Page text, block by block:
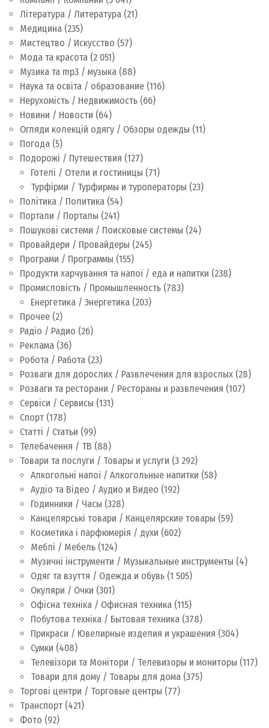
Література / Литература (21)
Медицина (235)
Мистецтво / Искусство (57)
Мода та красота (2 051)
Музика та mp3 / музыка (88)
Наука та освіта / образование (116)
Нерухомість / Недвижимость (66)
Новини / Новости (64)
Огляди колекцій одягу / Обзоры одежды (11)
Погода (5)
Подорожі / Путешествия (127)
Готелі / Отели и гостиницы (71)
Турфірми / Турфирмы и туроператоры (23)
Політика / Политика (54)
Портали / Порталы (241)
Пошукові системи / Поисковые системы (24)
Провайдери / Провайдеры (245)
Програми / Программы (155)
Продукти харчування та напої / еда и напитки (238)
Промисловість / Промышленность (783)
Енергетика / Энергетика (203)
Прочее (2)
Радіо / Радио (26)
Реклама (36)
Робота / Работа (23)
Розваги для дорослих / Развлечения для взрослых (28)
Розваги та ресторани / Рестораны и развлечения (107)
Сервіси / Сервисы (131)
Спорт (178)
Статті / Статьи (99)
Телебачення / ТВ (88)
Товари та послуги / Товары и услуги (3 292)
Алкогольні напої / Алкогольные напитки (58)
Аудіо та Відео / Аудио и Видео (192)
Годинники / Часы (328)
Канцелярські товари / Канцелярские товары (59)
Косметика і парфюмерія / духи (602)
Меблі / Мебель (124)
Музичні інструменти / Музыкальные инструменты (4)
Одяг та взуття / Одежда и обувь (1 505)
Окуляри / Очки (301)
Офісна техніка / Офисная техника (115)
Побутова техніка / Бытовая техника (378)
Прикраси / Ювелирные изделия и украшения (304)
Сумки (408)
Телевізори та Монітори / Телевизоры и мониторы (117)
Товари для дому / Товары для дома (375)
Торгові центри / Торговые центры (77)
Транспорт (421)
Фото (92)